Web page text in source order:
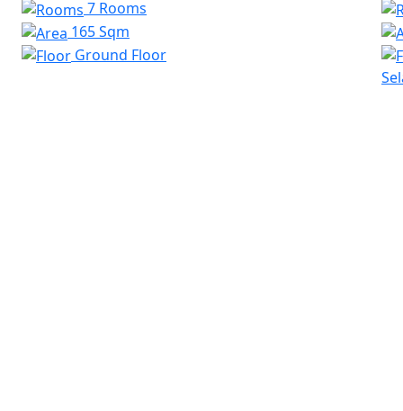
7 Rooms
165 Sqm
Ground Floor